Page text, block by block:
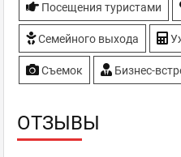
Посещения туристами
Семейного выхода
Съемок Бизнес-
ОТЗЫВЫ